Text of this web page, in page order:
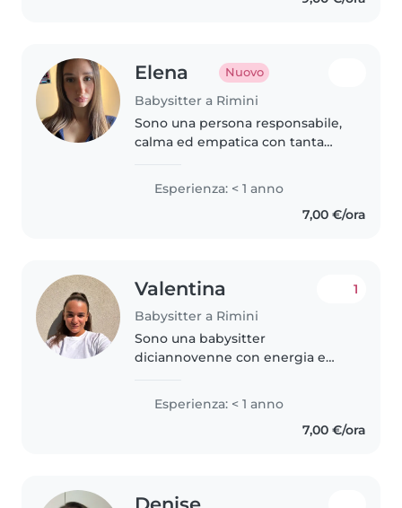
Elena Nuovo
Babysitter a Rimini
Sono una persona responsabile,
calma ed empatica con tanta
giochi creativi. Mi sento a mio
agio con animali, faccende
Esperienza: < 1 anno
7,00 €/ora
Valentina
Babysitter a Rimini
1
Sono una babysitter
diciannovenne con energia e
se non ho ancora molta
esperienza, mi piace molto
lavorare con i bambini. Sono
Esperienza: < 1 anno
7,00 €/ora